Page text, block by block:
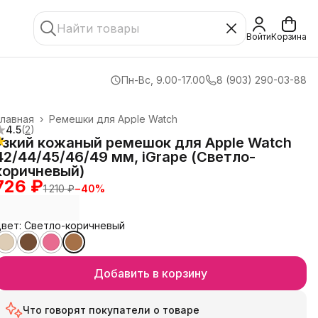
ВойтиКорзина
Пн-Вс, 9.00-17.00 8 (903) 290-03-88
Ремешки для Apple Watch
›
4.5(2)
кожаный ремешок для Apple Watch
44/45/46/49 мм, iGrape (Светло-
₽1 210 ₽−40%
Светло-коричневый
Добавить в корзину
Что говорят покупатели о товаре